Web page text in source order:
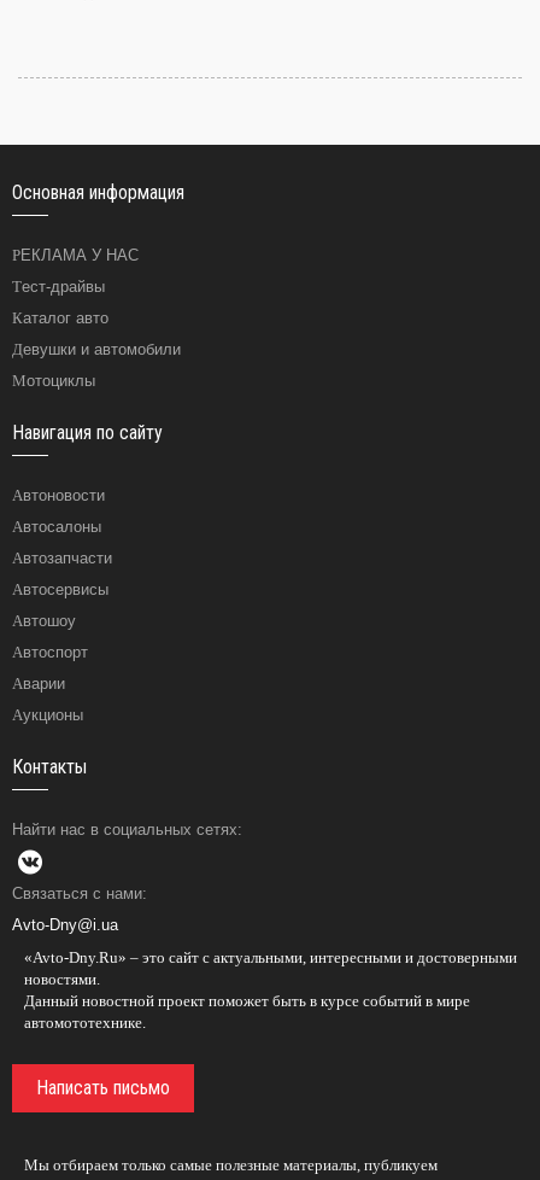
Основная информация
РЕКЛАМА У НАС
Тест-драйвы
Каталог авто
Девушки и автомобили
Мотоциклы
Навигация по сайту
Автоновости
Автосалоны
Автозапчасти
Автосервисы
Автошоу
Автоспорт
Аварии
Аукционы
Контакты
Найти нас в социальных сетях:
Связаться с нами:
Avto-Dny@i.ua
«Avto-Dny.Ru» – это сайт с актуальными, интересными и достоверными
новостями.
Данный новостной проект поможет быть в курсе событий в мире
автомототехнике.
Написать письмо
Мы отбираем только самые полезные материалы, публикуем